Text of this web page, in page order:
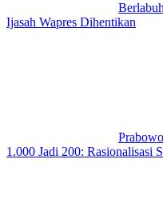
Ijasah Wapres Dihentikan
1.000 Jadi 200: Rasionalisasi